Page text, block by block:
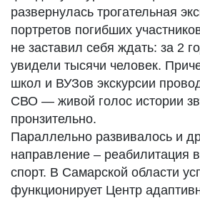
развернулась трогательная
портретов погибших
не заставил себя ждать: за 2
увидели тысячи человек.
школ и ВУЗов экскурсии
СВО — живой голос истории
пронзительно.
Параллельно развивалось и
направление – реабилитация
спорт. В Самарской области
функционирует Центр